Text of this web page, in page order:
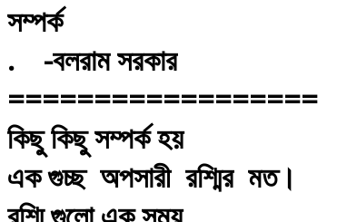
সম্পর্ক
. -বলরাম সরকার
==================
কিছু কিছু সম্পর্ক হয়
এক গুচ্ছ অপসারী রশ্মির মত।